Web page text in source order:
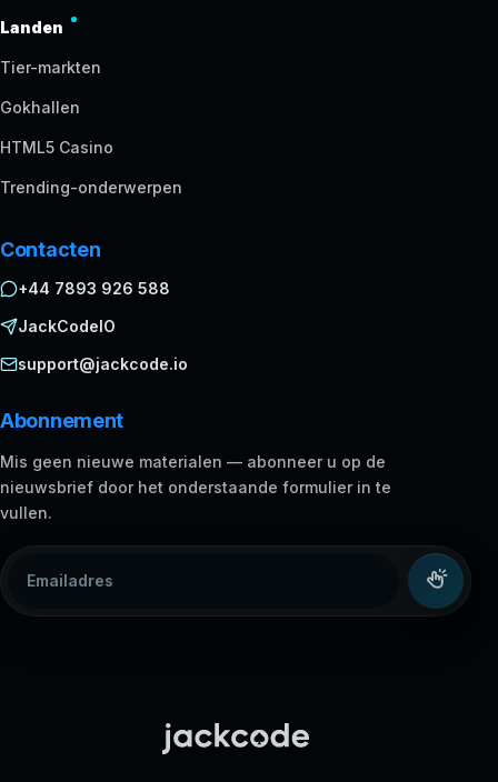
Landen
Tier-markten
Gokhallen
HTML5 Casino
Trending-onderwerpen
Contacten
+44 7893 926 588
JackCodeIO
support@jackcode.io
Abonnement
Mis geen nieuwe materialen — abonneer u op de
nieuwsbrief door het onderstaande formulier in te
vullen.